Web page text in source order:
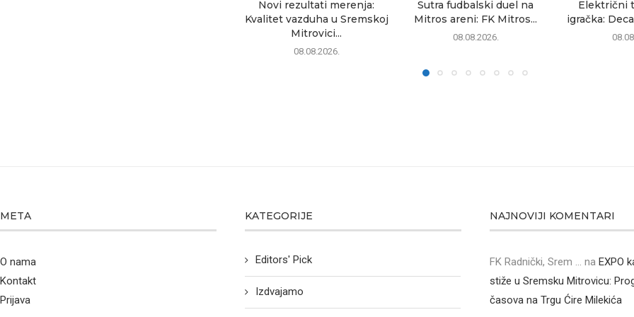
Novi rezultati merenja:
Kvalitet vazduha u Sremskoj
Mitrovici...
08.08.2026.
Sutra fudbalski duel na
Mitros areni: FK Mitros...
08.08.2026.
Električni
igračka:
META
O nama
Kontakt
Prijava
KATEGORIJE
Editors' Pick
Izdvajamo
NAJNOVIJI KOMENTARI
FK Radnički, Srem ... naEXPO
stiže u Sremsku Mitrovicu:
časova na Trgu Ćire Milekića